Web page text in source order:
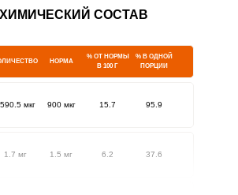
ХИМИЧЕСКИЙ СОСТАВ
НОРМА
% ОТ НОРМЫ
В 100 Г
% В ОДНОЙ
ПОРЦИИ
мкг 900 мкг 15.7 95.9
1.7 мг 1.5 мг 6.2 37.6